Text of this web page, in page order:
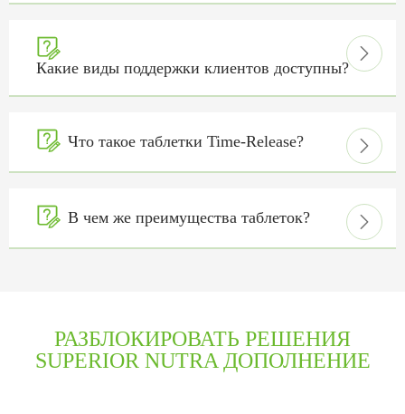

Какие виды поддержки клиентов доступны?

 Что такое таблетки Time-Release? 
 В чем же преимущества таблеток? 
РАЗБЛОКИРОВАТЬ РЕШЕНИЯ
SUPERIOR NUTRA ДОПОЛНЕНИЕ